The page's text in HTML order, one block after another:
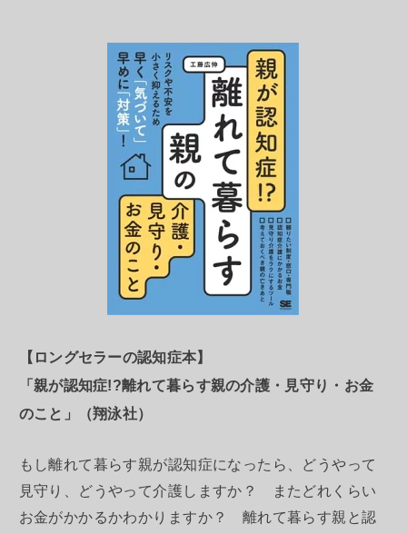
【ロングセラーの認知症本】
「親が認知症!?離れて暮らす親の介護・見守り・お金
のこと」（翔泳社）
もし離れて暮らす親が認知症になったら、どうやって
見守り、どうやって介護しますか？ またどれくらい
お金がかかるかわかりますか？ 離れて暮らす親と認